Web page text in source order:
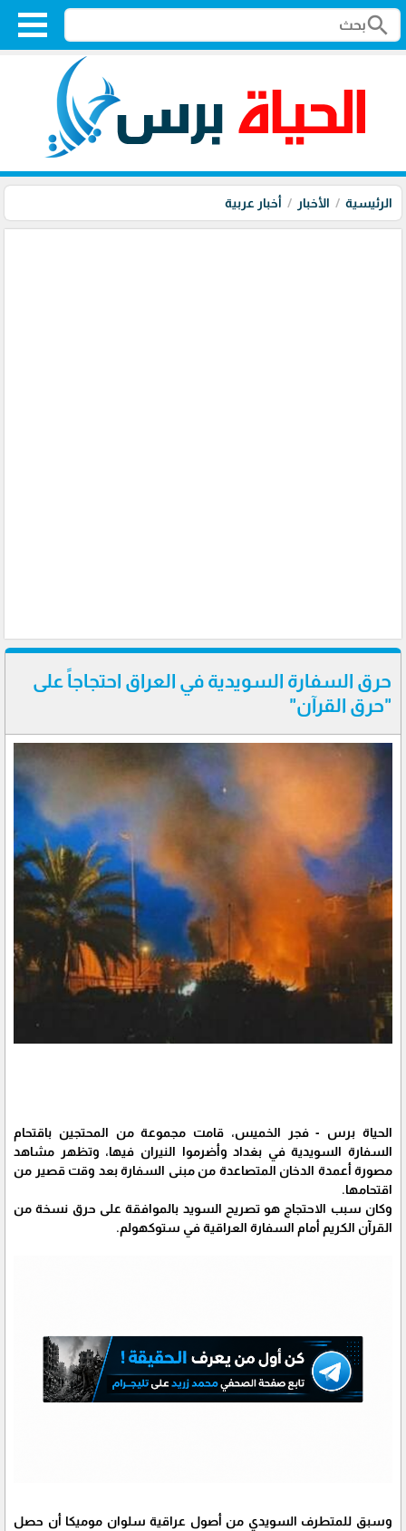
search
الرئيسية الأخبار أخبار عربية
حرق السفارة السويدية في العراق احتجاجاً على
"حرق القرآن"
الحياة برس - فجر الخميس، قامت مجموعة من المحتجين باقتحام
السفارة السويدية في بغداد وأضرموا النيران فيها، وتظهر مشاهد
مصورة أعمدة الدخان المتصاعدة من مبنى السفارة بعد وقت قصير من
اقتحامها.
وكان سبب الاحتجاج هو تصريح السويد بالموافقة على حرق نسخة من
القرآن الكريم أمام السفارة العراقية في ستوكهولم.
وسبق للمتطرف السويدي من أصول عراقية سلوان موميكا أن حصل